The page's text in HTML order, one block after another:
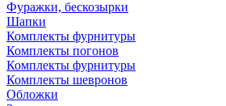
Фуражки, бескозырки
Шапки
Комплекты фурнитуры
Комплекты погонов
Комплекты фурнитуры
Комплекты шевронов
Обложки